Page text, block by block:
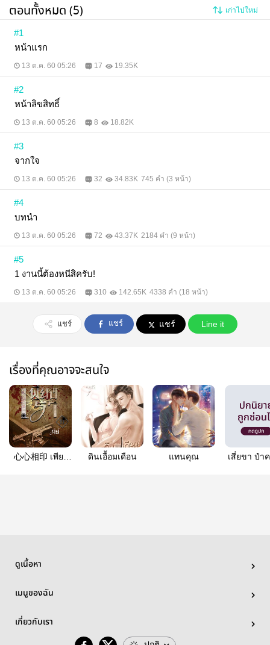
ตอนทั้งหมด (5) เก่าไปใหม่
#1
หน้าแรก
13 ต.ค. 60 05:26 17 19.35K
#2
หน้าลิขสิทธิ์
13 ต.ค. 60 05:26 8 18.82K
#3
จากใจ
13 ต.ค. 60 05:26 32 34.83K 745 คำ (3 หน้า)
#4
บทนำ
13 ต.ค. 60 05:26 72 43.37K 2184 คำ (9 หน้า)
#5
1 งานนี้ต้องหนีสิครับ!
13 ต.ค. 60 05:26 310 142.65K 4338 คำ (18 หน้า)
แชร์ แชร์ แชร์ Line it
เรื่องที่คุณอาจจะสนใจ
心心相印 เพียง
ดินเอื้อมเดือน แทนคุณ เสี่ยขา ป๋า
ดูเนื้อหา
เมนูของฉัน
เกี่ยวกับเรา